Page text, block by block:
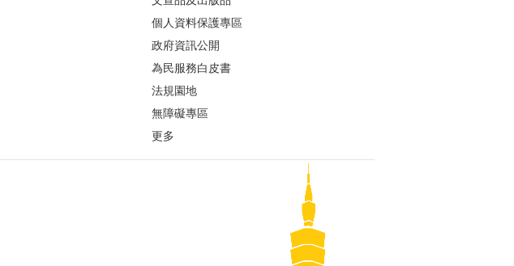
個人資料保護專區
政府資訊公開
為民服務白皮書
法規園地
無障礙專區
更多